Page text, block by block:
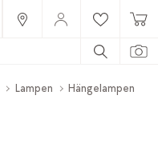
Lampen Hängelampen